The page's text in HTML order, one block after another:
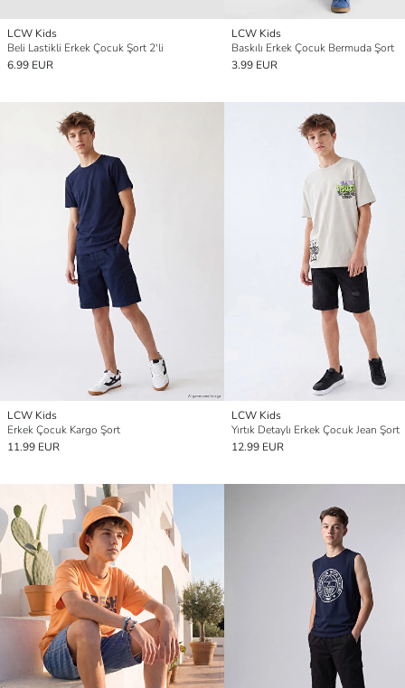
LCW Kids
Beli Lastikli Erkek Çocuk Şort 2'li
6.99 EUR
LCW Kids
Baskılı Erkek Çocuk Bermuda Şort
3.99 EUR
LCW Kids
Erkek Çocuk Kargo Şort
11.99 EUR
LCW Kids
Yırtık Detaylı Erkek Çocuk Jean Şort
12.99 EUR